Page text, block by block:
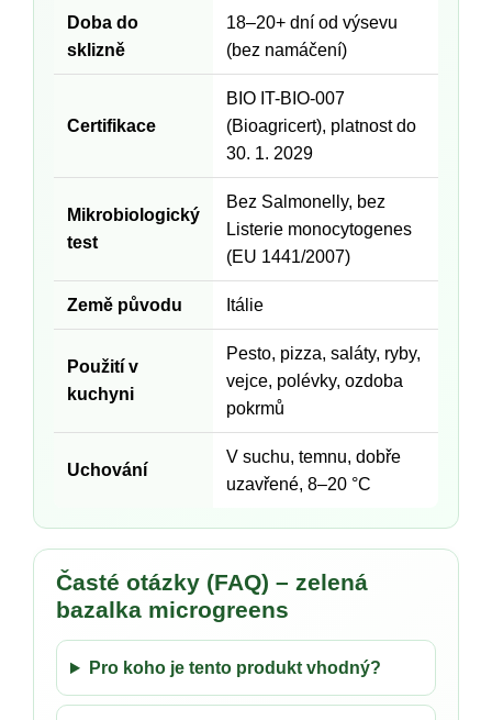
Doba do
sklizně
18–20+ dní od výsevu
(bez namáčení)
Certifikace
BIO IT-BIO-007
(Bioagricert), platnost do
30. 1. 2029
Mikrobiologický
test
Bez Salmonelly, bez
Listerie monocytogenes
(EU 1441/2007)
Země původu Itálie
Použití v
kuchyni
Pesto, pizza, saláty, ryby,
vejce, polévky, ozdoba
pokrmů
Uchování
V suchu, temnu, dobře
uzavřené, 8–20 °C
Časté otázky (FAQ) – zelená
bazalka microgreens
Pro koho je tento produkt vhodný?